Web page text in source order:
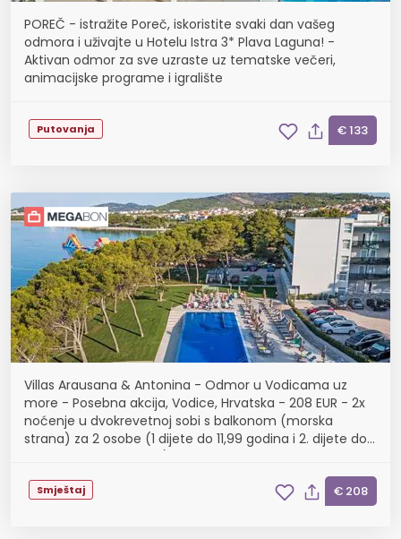
POREČ - istražite Poreč, iskoristite svaki dan vašeg
odmora i uživajte u Hotelu Istra 3* Plava Laguna! -
Aktivan odmor za sve uzraste uz tematske večeri,
animacijske programe i igralište
Putovanja € 133
Villas Arausana & Antonina - Odmor u Vodicama uz
more - Posebna akcija, Vodice, Hrvatska - 208 EUR - 2x
noćenje u dvokrevetnoj sobi s balkonom (morska
strana) za 2 osobe (1 dijete do 11,99 godina i 2. dijete do
Smještaj € 208